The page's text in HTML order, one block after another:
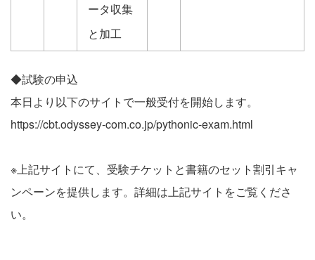
ータ収集
と加工
◆試験の申込
本日より以下のサイトで一般受付を開始します。
https://cbt.odyssey-com.co.jp/pythonic-exam.html
※上記サイトにて、受験チケットと書籍のセット割引キャ
ンペーンを提供します。詳細は上記サイトをご覧くださ
い。